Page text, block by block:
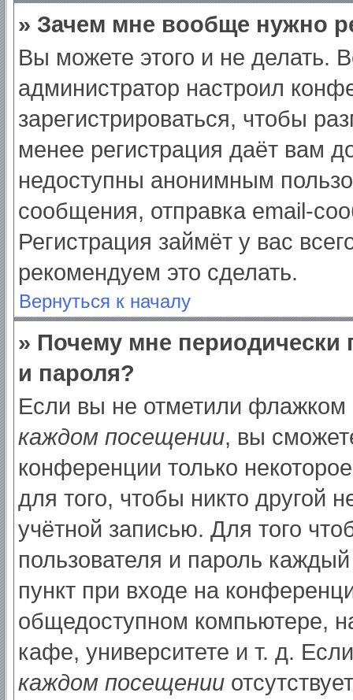
» Зачем мне вообще нужно
Вы можете этого и не делать.
администратор настроил
зарегистрироваться, чтобы
менее регистрация даёт вам
недоступны анонимным
сообщения, отправка email-
Регистрация займёт у вас
рекомендуем это сделать.
Вернуться к началу
» Почему мне периодически
и пароля?
Если вы не отметили флажком
каждом посещении, вы
конференции только
для того, чтобы никто другой
учётной записью. Для того
пользователя и пароль
пункт при входе на
общедоступном компьютере,
кафе, университете и т. д.
каждом посещении